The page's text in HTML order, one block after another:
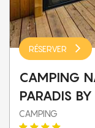
RÉSERVER
CAMPING
PARADIS
CAMPING